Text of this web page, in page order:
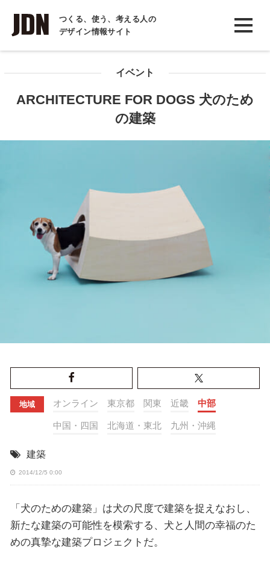
つくる、使う、考える人の
デザイン情報サイト
INTERVIEW
インタビュー
イベント
ARCHITECTURE FOR DOGS 犬のため
の建築
地域 オンライン 東京都 関東 近畿 中部
中国・四国 北海道・東北 九州・沖縄
建築
2014/12/5 0:00
「犬のための建築」は犬の尺度で建築を捉えなおし、
新たな建築の可能性を模索する、犬と人間の幸福のた
めの真摯な建築プロジェクトだ。